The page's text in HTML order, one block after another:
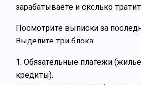
зарабатываете и сколько
Посмотрите выписки за
Выделите три блока:
1. Обязательные платежи
кредиты).